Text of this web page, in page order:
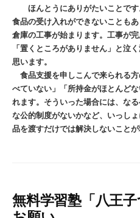
ほんとうにありがたいことです
食品の受け入れができないことも
倉庫の工事が始まります。工事が
「置くところがありません」と泣
思います。
食品支援を申しこんで来られる
べていない」「所持金がほとんど
れます。そういった場合には、な
な公的制度がないかなど、いっし
品を渡すだけでは解決しないこと
無料学習塾「八王